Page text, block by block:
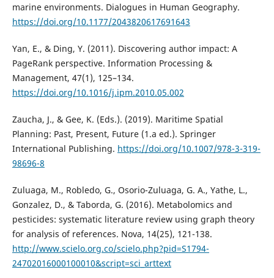
marine environments. Dialogues in Human Geography.
https://doi.org/10.1177/2043820617691643
Yan, E., & Ding, Y. (2011). Discovering author impact: A
PageRank perspective. Information Processing &
Management, 47(1), 125–134.
https://doi.org/10.1016/j.ipm.2010.05.002
Zaucha, J., & Gee, K. (Eds.). (2019). Maritime Spatial
Planning: Past, Present, Future (1.a ed.). Springer
International Publishing. https://doi.org/10.1007/978-3-319-
98696-8
Zuluaga, M., Robledo, G., Osorio-Zuluaga, G. A., Yathe, L.,
Gonzalez, D., & Taborda, G. (2016). Metabolomics and
pesticides: systematic literature review using graph theory
for analysis of references. Nova, 14(25), 121-138.
http://www.scielo.org.co/scielo.php?pid=S1794-
24702016000100010&script=sci_arttext